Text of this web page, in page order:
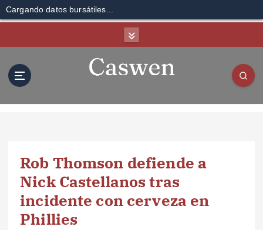
Cargando datos bursátiles...
Rob Thomson defiende a
Nick Castellanos tras
incidente con cerveza en
Phillies